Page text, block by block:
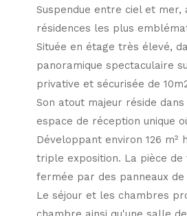
Suspendue entre ciel et
résidences les plus
Située en étage très élevé,
panoramique spectaculaire
privative et sécurisée de
Son atout majeur réside
espace de réception unique
Développant environ 126
triple exposition. La pièce de
fermée par des panneaux
Le séjour et les chambres